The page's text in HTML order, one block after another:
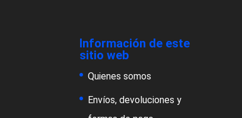
Información de este
sitio web
Quienes somos
Envíos, devoluciones y